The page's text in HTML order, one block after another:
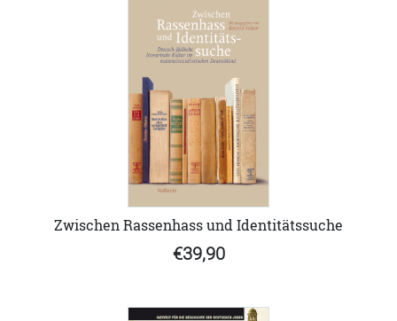
Zwischen Rassenhass und Identitätssuche
€39,90